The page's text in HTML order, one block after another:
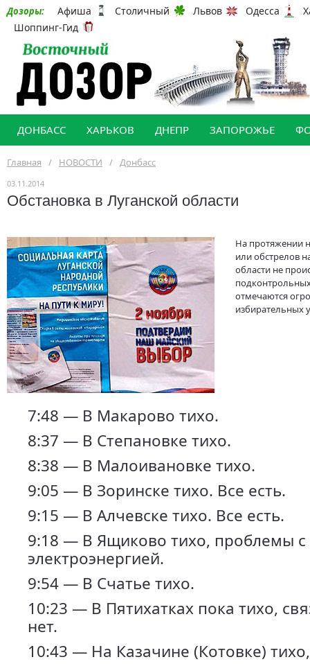
Дозоры: Афиша Столичный Львов Одесса
Шоппинг-Гид
ДОНБАСС ХАРЬКОВ ДНЕПР ЗАПОРОЖЬЕ
Главная / НОВОСТИ / Донбасс
03.11.2014
Обстановка в Луганской области
На протяжении
или обстрелов
области не
отмечаются
избирательных
7:48 — В Макарово тихо.
8:37 — В Степановке тихо.
8:38 — В Малоивановке тихо.
9:05 — В Зоринске тихо. Все есть.
9:15 — В Алчевске тихо. Все есть.
9:18 — В Ящиково тихо, проблемы с
электроэнергией.
9:54 — В Счатье тихо.
10:23 — В Пятихатках пока тихо,
нет.
10:43 — На Казачине (Котовке) тихо,